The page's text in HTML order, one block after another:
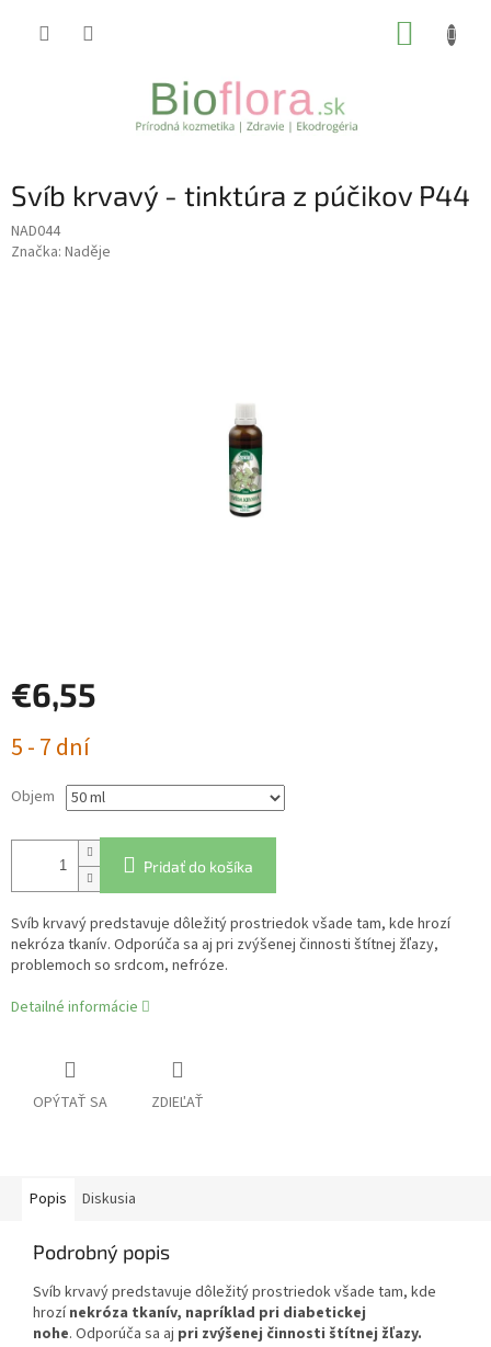
Svíb krvavý - tinktúra z púčikov P44
NAD044
Značka: Naděje
€6,55
cena:
5 - 7 dní
Objem
Pridať do košíka
Svíb krvavý predstavuje dôležitý prostriedok všade tam, kde hrozí
nekróza tkanív. Odporúča sa aj pri zvýšenej činnosti štítnej žľazy,
problemoch so srdcom, nefróze.
Detailné informácie
OPÝTAŤ SA ZDIEĽAŤ
Popis Diskusia
Podrobný popis
Svíb krvavý predstavuje dôležitý prostriedok všade tam, kde
hrozínekróza tkanív, napríklad pri diabetickej
nohe. Odporúča sa aj pri zvýšenej činnosti štítnej žľazy.